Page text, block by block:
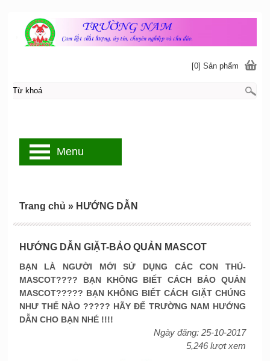
HƯỚNG DẪN GIẶT-BẢO QUẢN MASCOT
BẠN LÀ NGƯỜI MỚI SỬ DỤNG CÁC CON THÚ-
MASCOT???? BẠN KHÔNG BIẾT CÁCH BẢO QUẢN
MASCOT????? BẠN KHÔNG BIẾT CÁCH GIẶT CHÚNG
NHƯ THẾ NÀO ????? HÃY ĐỂ TRƯỜNG NAM HƯỚNG
DẪN CHO BẠN NHÉ !!!!
Ngày đăng: 25-10-2017
5,246 lượt xem
Trang chủ » HƯỚNG DẪN
[0] Sản phẩm
Menu